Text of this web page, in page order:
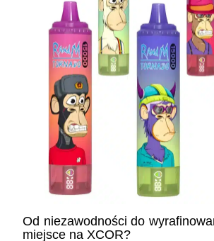
Od niezawodności do
miejsce na XCOR?